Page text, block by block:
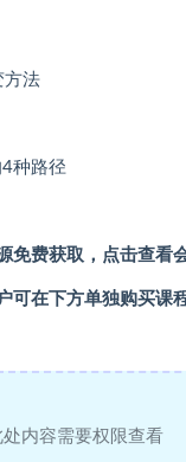
方法
种路径
免费获取， 点击查看
可在下方单独购买课
处内容需要权限查看